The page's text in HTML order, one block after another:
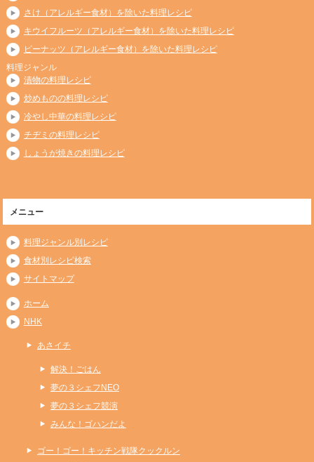
さけ（アレルギー食材）を除いた料理レシピ
キウイフルーツ（アレルギー食材）を除いた料理レシピ
ピーナッツ（アレルギー食材）を除いた料理レシピ
料理ジャンル
漬物の料理レシピ
炒めものの料理レシピ
冷やし中華の料理レシピ
チヂミの料理レシピ
しょうが焼きの料理レシピ
メニュー
料理ジャンル別レシピ
食材別レシピ検索
サイトマップ
ホーム
NHK
あさイチ
解決！ごはん
夢の３シェフNEO
夢の３シェフ競演
みんな！ゴハンだよ
ゴー！ゴー！キッチン戦隊クックルン